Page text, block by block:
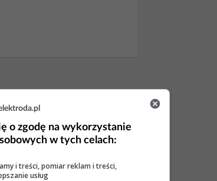
o zgodę na wykorzystanie
w tych celach:
i treści, pomiar reklam i treści,
usług